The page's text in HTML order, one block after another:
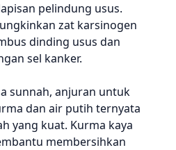
pelindung usus.
zat karsinogen
dinding usus dan
sel kanker.
sunnah, anjuran untuk
dan air putih ternyata
yang kuat. Kurma kaya
membersihkan